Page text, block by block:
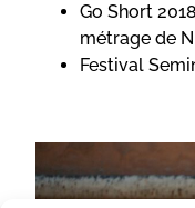
Go Short
métrage de
Festival